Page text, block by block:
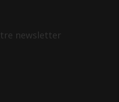
newsletter